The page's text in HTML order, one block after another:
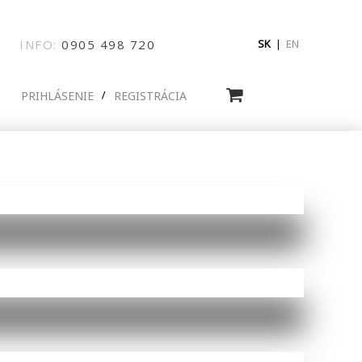
INFO: 0905 498 720 SK | EN
PRIHLÁSENIE REGISTRÁCIA